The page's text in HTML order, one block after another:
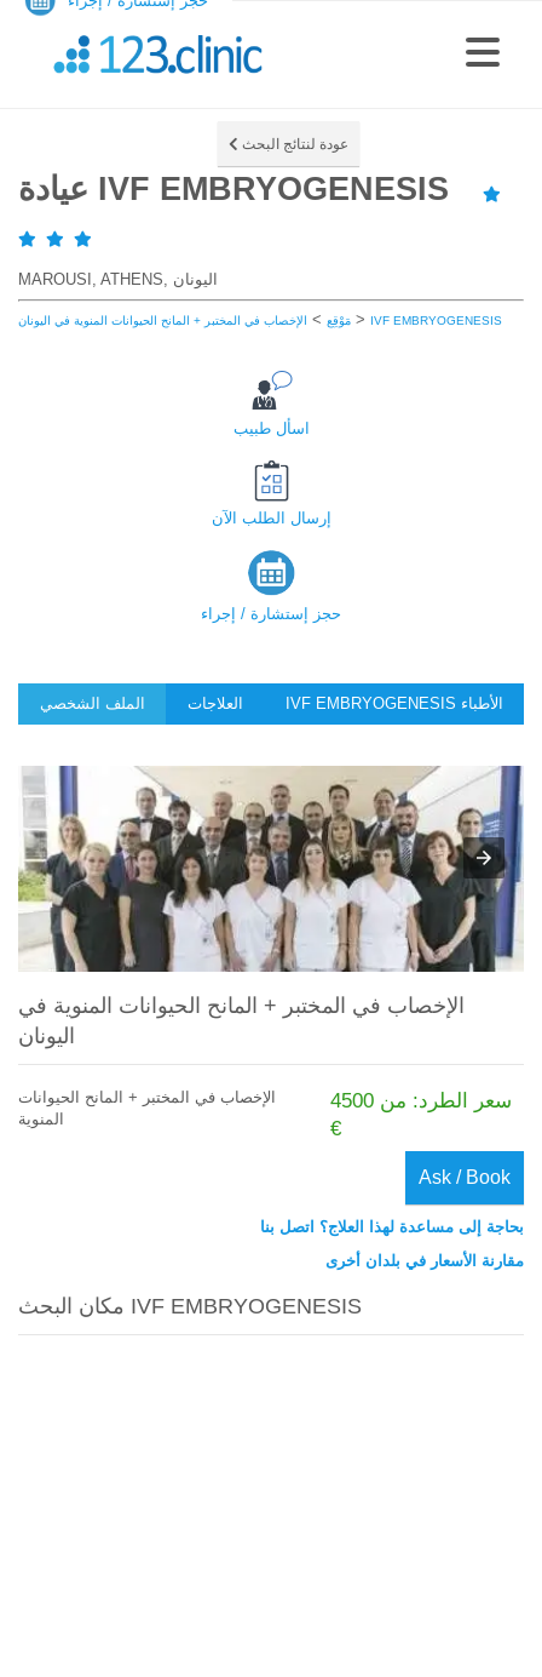
عودة لنتائج البحث
عيادة IVF EMBRYOGENESIS
MAROUSI, ATHENS, اليونان
مَوْقِع > الإخصاب في المختبر + المانح الحيوانات المنوية في اليونان > IVF EMBRYOGENESIS
اسأل طبيب
إرسال الطلب الآن
حجز إستشارة / إجراء
الملف الشخصي
الإخصاب في المختبر + المانح الحيوانات المنوية في
اليونان
الإخصاب في المختبر + المانح الحيوانات
المنوية
سعر الطرد: من 4500
€
Ask / Book
بحاجة إلى مساعدة لهذا العلاج؟ اتصل بنا
مقارنة الأسعار في بلدان أخرى
مكان البحث IVF EMBRYOGENESIS
العلاجات IVF EMBRYOGENESIS الأطباء